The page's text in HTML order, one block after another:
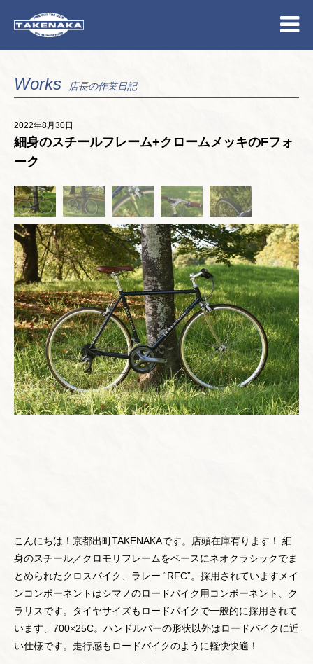
Works 店長の作業日記
2022年8月30日
細身のスチールフレーム+クロームメッキのFフォ
ーク
こんにちは！京都出町TAKENAKAです。店頭在庫有ります！ 細
身のスチール／クロモリフレームをベースにネオクラシックでま
とめられたクロスバイク、ラレー “RFC”。採用されていますメイ
ンコンポーネントはシマノのロードバイク用コンポーネント、ク
ラリスです。タイヤサイズもロードバイクで一般的に採用されて
います、700×25C。ハンドルバーの形状以外はロードバイクに近
い仕様です。走行感もロードバイクのように軽快快適！